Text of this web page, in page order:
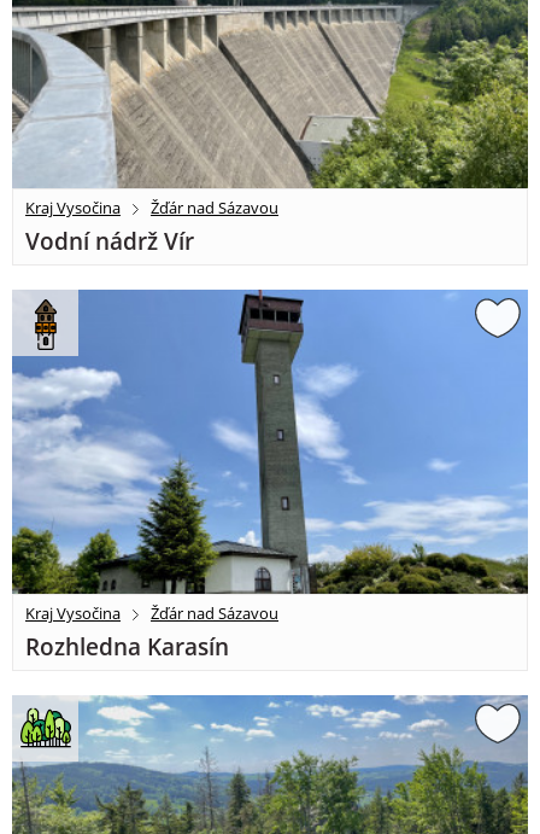
Kraj Vysočina Žďár nad Sázavou
Vodní nádrž Vír
Kraj Vysočina Žďár nad Sázavou
Rozhledna Karasín